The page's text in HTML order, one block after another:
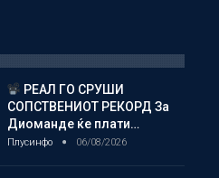
РЕАЛ ГО СРУШИ
СОПСТВЕНИОТ РЕКОРД За
Диоманде ќе плати…
Плусинфо 06/08/2026